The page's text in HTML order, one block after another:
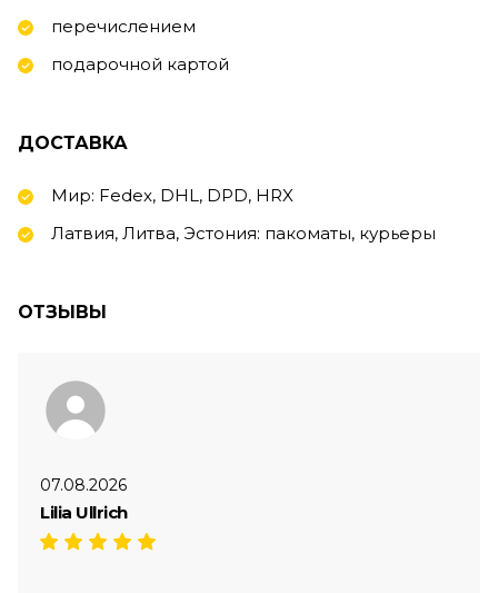
перечислением
подарочной картой
ДОСТАВКА
Мир: Fedex, DHL, DPD, HRX
Латвия, Литва, Эстония: пакоматы, курьеры
ОТЗЫВЫ
07.08.2026
Lilia Ullrich